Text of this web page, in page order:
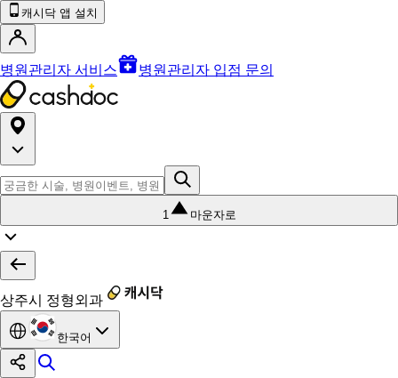
캐시닥 앱 설치
병원관리자 서비스 병원관리자 입점 문의
1 마운자로
상주시 정형외과
한국어